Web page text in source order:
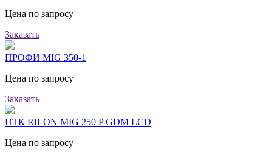
Цена по запросу
Заказать
ПРОФИ MIG 350-1
Цена по запросу
Заказать
ПТК RILON MIG 250 P GDM LCD
Цена по запросу